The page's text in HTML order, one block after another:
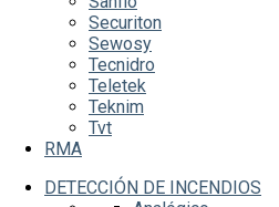
Securiton
Sewosy
Tecnidro
Teletek
Teknim
Tvt
RMA
DETECCIÓN DE INCENDIOS